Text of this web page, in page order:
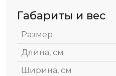
Габариты и вес
Размер
Длина, см
Ширина, см